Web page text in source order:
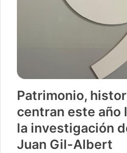
Patrimonio,
centran este año
la investigación
Juan Gil-Albert